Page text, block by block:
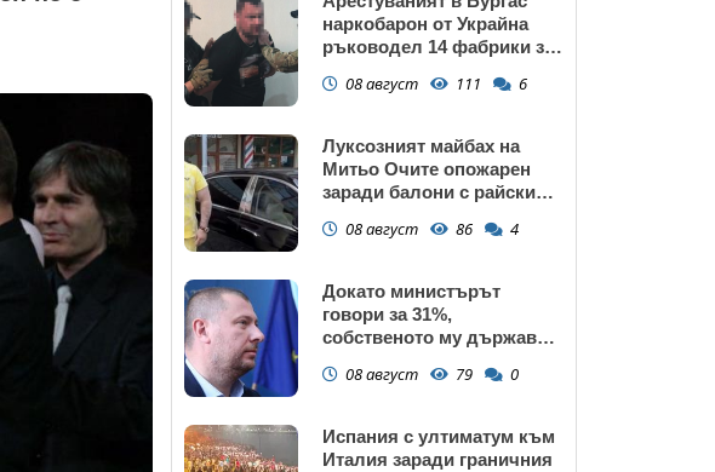
наркобарон от Украйна
ръководел 14 фабрики за
08 август 111 6
Луксозният майбах на
Митьо Очите опожарен
заради балони с райски
08 август 86 4
Докато министърът
говори за 31%,
собственото му държавно
крадецът вика дръжте
08 август 79 0
Испания с ултиматум към
Италия заради граничния